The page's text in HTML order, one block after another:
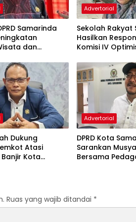
Samarinda
dan
Advertorial
Sekolah Rakyat
Hasilkan
Komisi IV
Dukung
Atasi
Kota
Advertorial
DPRD Kota
Sarankan
Bersama
Ruas yang wajib ditandai *